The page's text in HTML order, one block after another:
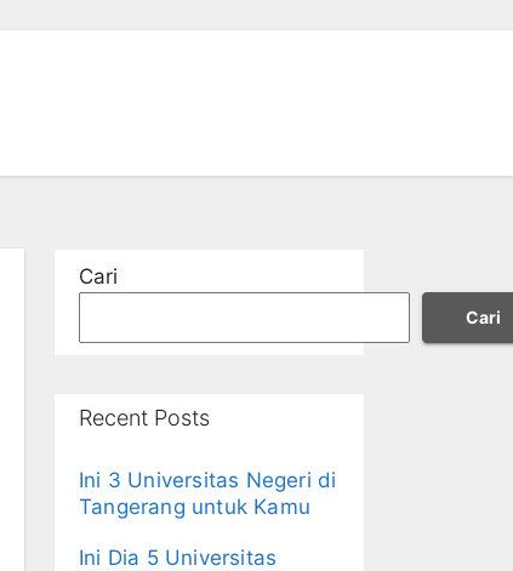
Cari
Cari
Recent Posts
Ini 3 Universitas Negeri di
Tangerang untuk Kamu
Ini Dia 5 Universitas